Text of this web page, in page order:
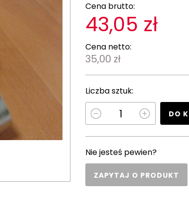
Cena brutto:
43,05 zł
Cena netto:
35,00 zł
Liczba sztuk:
DO
Nie jesteś pewien?
ZAPYTAJ O PRODUKT